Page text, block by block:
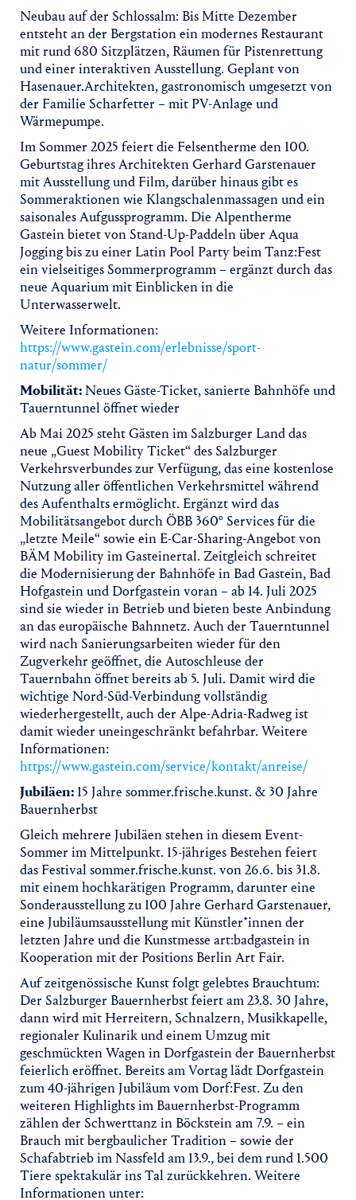
Neubau auf der Schlossalm: Bis Mitte Dezember
entsteht an der Bergstation ein modernes Restaurant
mit rund 680 Sitzplätzen, Räumen für Pistenrettung
und einer interaktiven Ausstellung. Geplant von
Hasenauer.Architekten, gastronomisch umgesetzt von
der Familie Scharfetter – mit PV-Anlage und
Wärmepumpe.
Im Sommer 2025 feiert die Felsentherme den 100.
Geburtstag ihres Architekten Gerhard Garstenauer
mit Ausstellung und Film, darüber hinaus gibt es
Sommeraktionen wie Klangschalenmassagen und ein
saisonales Aufgussprogramm. Die Alpentherme
Gastein bietet von Stand-Up-Paddeln über Aqua
Jogging bis zu einer Latin Pool Party beim Tanz:Fest
ein vielseitiges Sommerprogramm – ergänzt durch das
neue Aquarium mit Einblicken in die
Unterwasserwelt.
Weitere Informationen:
https://www.gastein.com/erlebnisse/sport-
natur/sommer/
Mobilität: Neues Gäste-Ticket, sanierte Bahnhöfe und
Tauerntunnel öffnet wieder
Ab Mai 2025 steht Gästen im Salzburger Land das
neue „Guest Mobility Ticket“ des Salzburger
Verkehrsverbundes zur Verfügung, das eine kostenlose
Nutzung aller öffentlichen Verkehrsmittel während
des Aufenthalts ermöglicht. Ergänzt wird das
Mobilitätsangebot durch ÖBB 360° Services für die
„letzte Meile“ sowie ein E-Car-Sharing-Angebot von
BÄM Mobility im Gasteinertal. Zeitgleich schreitet
die Modernisierung der Bahnhöfe in Bad Gastein, Bad
Hofgastein und Dorfgastein voran – ab 14. Juli 2025
sind sie wieder in Betrieb und bieten beste Anbindung
an das europäische Bahnnetz. Auch der Tauerntunnel
wird nach Sanierungsarbeiten wieder für den
Zugverkehr geöffnet, die Autoschleuse der
Tauernbahn öffnet bereits ab 5. Juli. Damit wird die
wichtige Nord-Süd-Verbindung vollständig
wiederhergestellt, auch der Alpe-Adria-Radweg ist
damit wieder uneingeschränkt befahrbar. Weitere
Informationen:
https://www.gastein.com/service/kontakt/anreise/
Jubiläen: 15 Jahre sommer.frische.kunst. & 30 Jahre
Bauernherbst
Gleich mehrere Jubiläen stehen in diesem Event-
Sommer im Mittelpunkt. 15-jähriges Bestehen feiert
das Festival sommer.frische.kunst. von 26.6. bis 31.8.
mit einem hochkarätigen Programm, darunter eine
Sonderausstellung zu 100 Jahre Gerhard Garstenauer,
eine Jubiläumsausstellung mit Künstler*innen der
letzten Jahre und die Kunstmesse art:badgastein in
Kooperation mit der Positions Berlin Art Fair.
Auf zeitgenössische Kunst folgt gelebtes Brauchtum:
Der Salzburger Bauernherbst feiert am 23.8. 30 Jahre,
dann wird mit Herreitern, Schnalzern, Musikkapelle,
regionaler Kulinarik und einem Umzug mit
geschmückten Wagen in Dorfgastein der Bauernherbst
feierlich eröffnet. Bereits am Vortag lädt Dorfgastein
zum 40-jährigen Jubiläum vom Dorf:Fest. Zu den
weiteren Highlights im Bauernherbst-Programm
zählen der Schwerttanz in Böckstein am 7.9. – ein
Brauch mit bergbaulicher Tradition – sowie der
Schafabtrieb im Nassfeld am 13.9., bei dem rund 1.500
Tiere spektakulär ins Tal zurückkehren. Weitere
Informationen unter: